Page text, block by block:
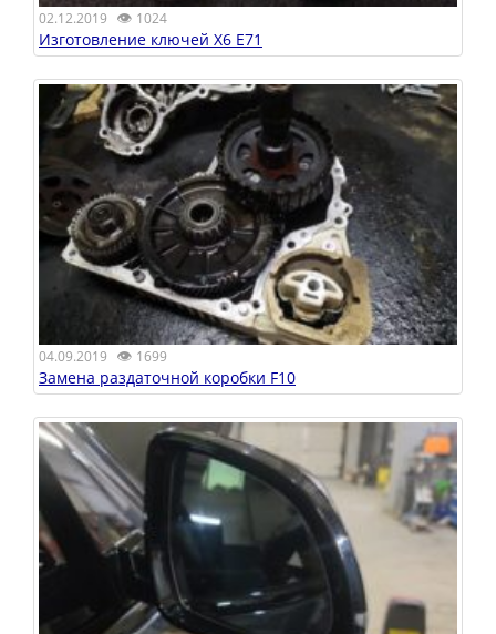
02.12.2019 👁 1024
Изготовление ключей X6 E71
04.09.2019 👁 1699
Замена раздаточной коробки F10